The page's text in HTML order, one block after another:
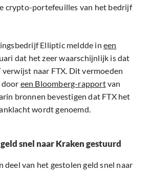
crypto-portefeuilles van het bedrijf
Elliptic meldde ineen
dat het zeer waarschijnlijk is dat
verwijst naar FTX. Dit vermoeden
een Bloomberg-rapportvan
bronnen bevestigen dat FTX het
wordt genoemd.
snel naar Kraken gestuurd
deel van het gestolen geld snel naar